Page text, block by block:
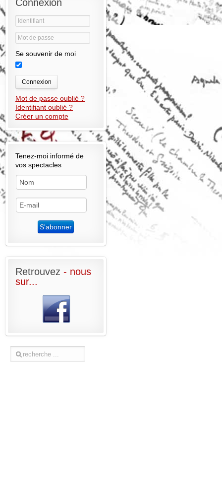
Connexion
Se souvenir de moi
Connexion
Mot de passe oublié ?
Identifiant oublié ?
Créer un compte
Tenez-moi informé de
vos spectacles
Retrouvez - nous
sur...